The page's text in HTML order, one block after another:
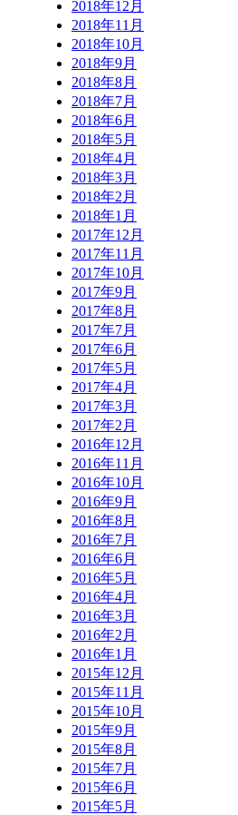
2018年12月
2018年11月
2018年10月
2018年9月
2018年8月
2018年7月
2018年6月
2018年5月
2018年4月
2018年3月
2018年2月
2018年1月
2017年12月
2017年11月
2017年10月
2017年9月
2017年8月
2017年7月
2017年6月
2017年5月
2017年4月
2017年3月
2017年2月
2016年12月
2016年11月
2016年10月
2016年9月
2016年8月
2016年7月
2016年6月
2016年5月
2016年4月
2016年3月
2016年2月
2016年1月
2015年12月
2015年11月
2015年10月
2015年9月
2015年8月
2015年7月
2015年6月
2015年5月